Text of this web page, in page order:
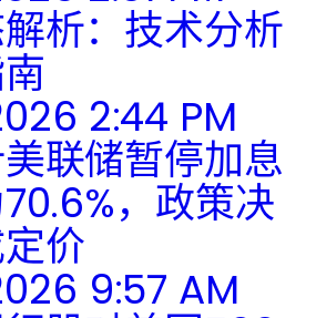
析：技术分析
2:44 PM
联储暂停加息
，政策决
价
9:57 AM